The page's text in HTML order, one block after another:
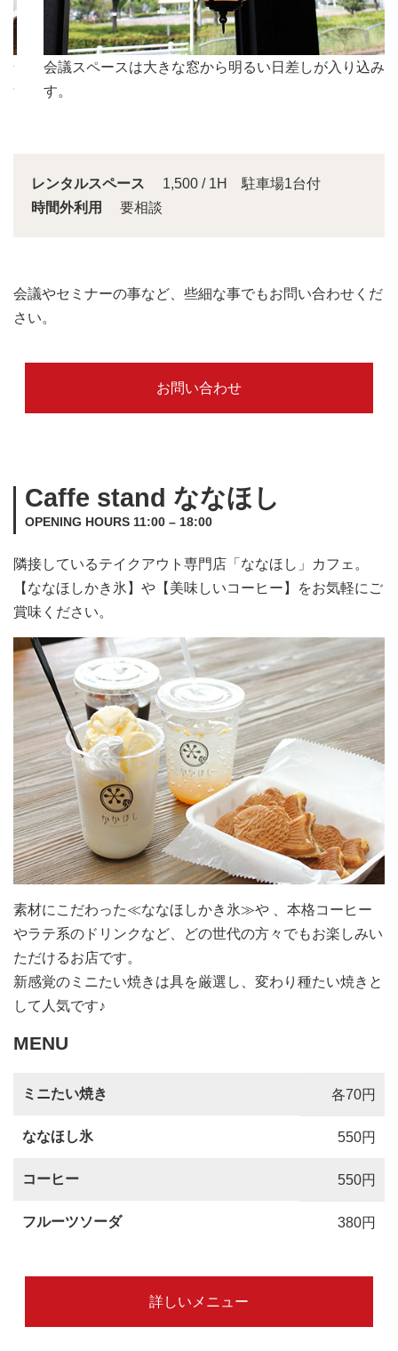
会議スペースは大きな窓から明るい日差しが入り込みま
す。
レンタルスペース
1,500 / 1H 駐車場1台付
時間外利用
要相談
会議やセミナーの事など、些細な事でもお問い合わせくだ
さい。
お問い合わせ
Caffe stand ななほし
OPENING HOURS 11:00 – 18:00
隣接しているテイクアウト専門店「ななほし」カフェ。
【ななほしかき氷】や【美味しいコーヒー】をお気軽にご
賞味ください。
素材にこだわった≪ななほしかき氷≫や 、本格コーヒー
やラテ系のドリンクなど、どの世代の方々でもお楽しみい
ただけるお店です。
新感覚のミニたい焼きは具を厳選し、変わり種たい焼きと
して人気です♪
MENU
ミニたい焼き 各70円
ななほし氷 550円
コーヒー 550円
フルーツソーダ 380円
詳しいメニュー